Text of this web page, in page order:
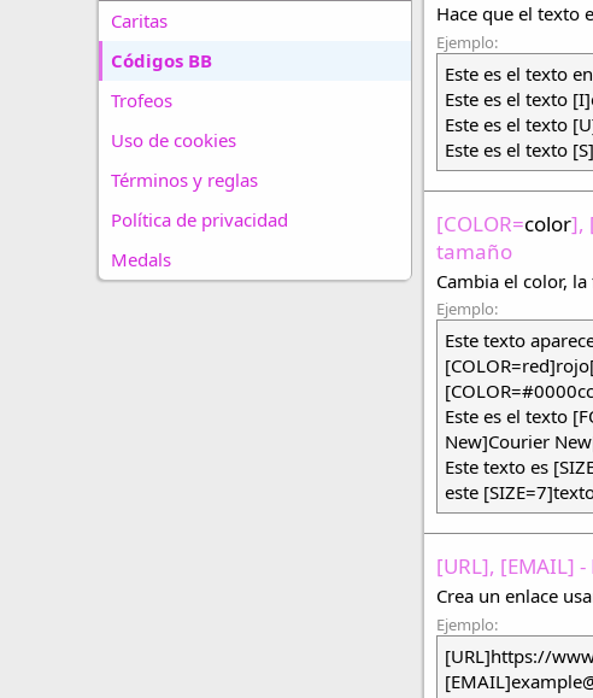
Caritas
Códigos BB
Trofeos
Uso de cookies
Términos y reglas
Política de privacidad
Medals
Hace que el texto
Ejemplo:
Este es el texto
Este es el texto
Este es el texto
Este es el texto
[COLOR=color],
tamaño
Cambia el color,
Ejemplo:
Este texto
Este es el texto
New]Courier
Este texto es
este
[URL], [EMAIL] -
Crea un enlace
Ejemplo:
[URL]https://